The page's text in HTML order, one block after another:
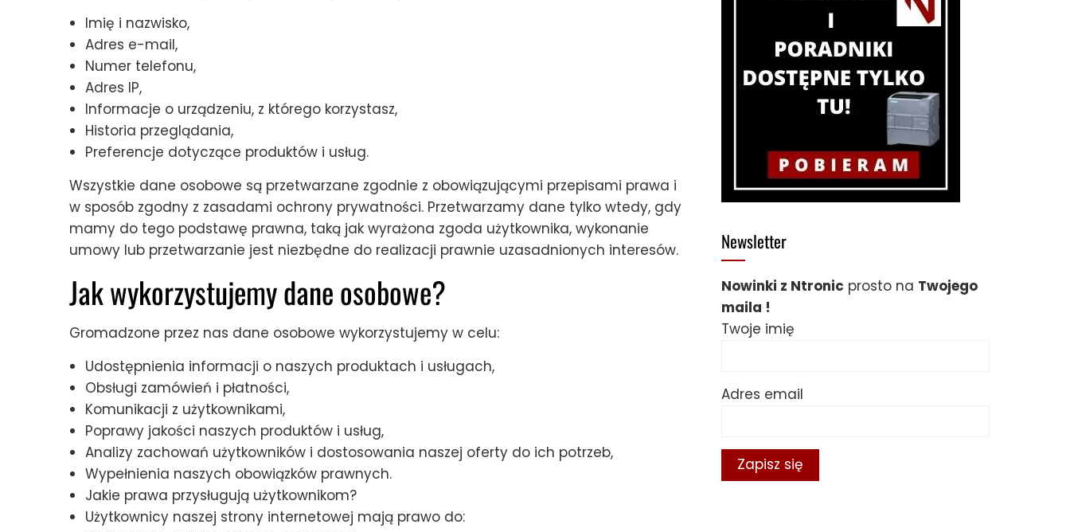
Imię i nazwisko,
Adres e-mail,
Numer telefonu,
Adres IP,
Informacje o urządzeniu, z którego korzystasz,
Historia przeglądania,
Preferencje dotyczące produktów i usług.
Wszystkie dane osobowe są przetwarzane zgodnie z obowiązującymi przepisami prawa i
w sposób zgodny z zasadami ochrony prywatności. Przetwarzamy dane tylko wtedy, gdy
mamy do tego podstawę prawna, taką jak wyrażona zgoda użytkownika, wykonanie
umowy lub przetwarzanie jest niezbędne do realizacji prawnie uzasadnionych interesów.
Jak wykorzystujemy dane osobowe?
Gromadzone przez nas dane osobowe wykorzystujemy w celu:
Udostępnienia informacji o naszych produktach i usługach,
Obsługi zamówień i płatności,
Komunikacji z użytkownikami,
Poprawy jakości naszych produktów i usług,
Analizy zachowań użytkowników i dostosowania naszej oferty do ich potrzeb,
Wypełnienia naszych obowiązków prawnych.
Jakie prawa przysługują użytkownikom?
Użytkownicy naszej strony internetowej mają prawo do:
Newsletter
Nowinki z Ntronic prosto na Twojego
maila !
Twoje imię
Adres email